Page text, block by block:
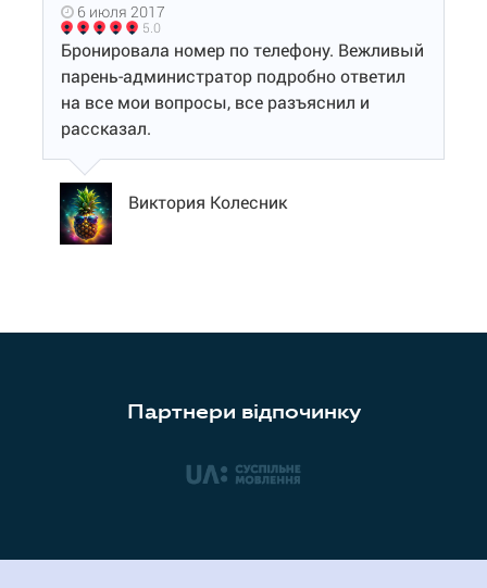
6 июля 2017
5.0
Бронировала номер по телефону. Вежливый
парень-администратор подробно ответил
на все мои вопросы, все разъяснил и
рассказал.
Виктория Колесник
Партнери відпочинку